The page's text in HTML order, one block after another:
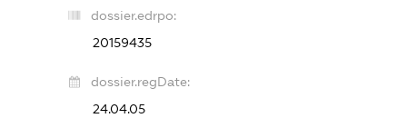
dossier.edrpo:
20159435
dossier.regDate:
24.04.05